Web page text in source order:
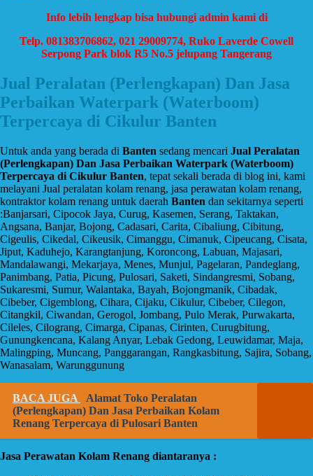
Info lebih lengkap bisa hubungi admin kami di
Telp. 081383706862, 021 29009774, Ruko Laverde Cowell
Serpong Park blok R5 No.5 jelupang Tangerang
Jual Peralatan (Perlengkapan) Dan Jasa
Perbaikan Waterpark (Waterboom)
Terpercaya di Cikulur Banten
Untuk anda yang berada di Banten sedang mencari Jual Peralatan
(Perlengkapan) Dan Jasa Perbaikan Waterpark (Waterboom)
Terpercaya di Cikulur Banten, tepat sekali berada di blog ini, kami
melayani Jual peralatan kolam renang, jasa perawatan kolam renang,
kontraktor kolam renang untuk daerah Banten dan sekitarnya seperti
:Banjarsari, Cipocok Jaya, Curug, Kasemen, Serang, Taktakan,
Angsana, Banjar, Bojong, Cadasari, Carita, Cibaliung, Cibitung,
Cigeulis, Cikedal, Cikeusik, Cimanggu, Cimanuk, Cipeucang, Cisata,
Jiput, Kaduhejo, Karangtanjung, Koroncong, Labuan, Majasari,
Mandalawangi, Mekarjaya, Menes, Munjul, Pagelaran, Pandeglang,
Panimbang, Patia, Picung, Pulosari, Saketi, Sindangresmi, Sobang,
Sukaresmi, Sumur, Walantaka, Bayah, Bojongmanik, Cibadak,
Cibeber, Cigemblong, Cihara, Cijaku, Cikulur, Cibeber, Cilegon,
Citangkil, Ciwandan, Gerogol, Jombang, Pulo Merak, Purwakarta,
Cileles, Cilograng, Cimarga, Cipanas, Cirinten, Curugbitung,
Gunungkencana, Kalang Anyar, Lebak Gedong, Leuwidamar, Maja,
Malingping, Muncang, Panggarangan, Rangkasbitung, Sajira, Sobang,
Wanasalam, Warunggunung
BACA JUGA
Alamat Toko Peralatan
(Perlengkapan) Dan Jasa Perbaikan Kolam
Renang Terpercaya di Pulosari Banten
Jasa Perawatan Kolam Renang diantaranya :